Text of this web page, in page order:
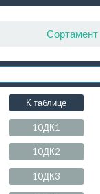
Сортамент
К таблице
10ДК1
10ДК2
10ДК3